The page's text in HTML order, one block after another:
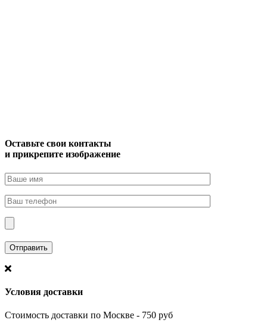
Оставьте свои контакты
и прикрепите изображение
Условия доставки
Стоимость доставки по Москве - 750 руб